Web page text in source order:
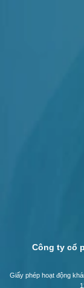
Công ty cổ
Giấy phép hoạt động